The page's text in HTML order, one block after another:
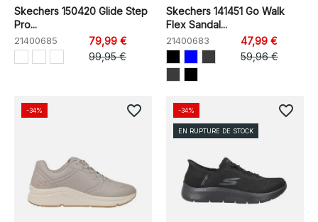
Skechers 150420 Glide Step
Pro...
21400685
79,99 €
99,95 €
Skechers 141451 Go Walk
Flex Sandal...
21400683
47,99 €
59,96 €
-34% favorite_border -34%
EN RUPTURE DE STOCK
favorite_border